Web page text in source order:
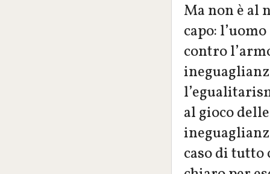
Ma non è al
capo:
contro
al gioco
caso di tutto